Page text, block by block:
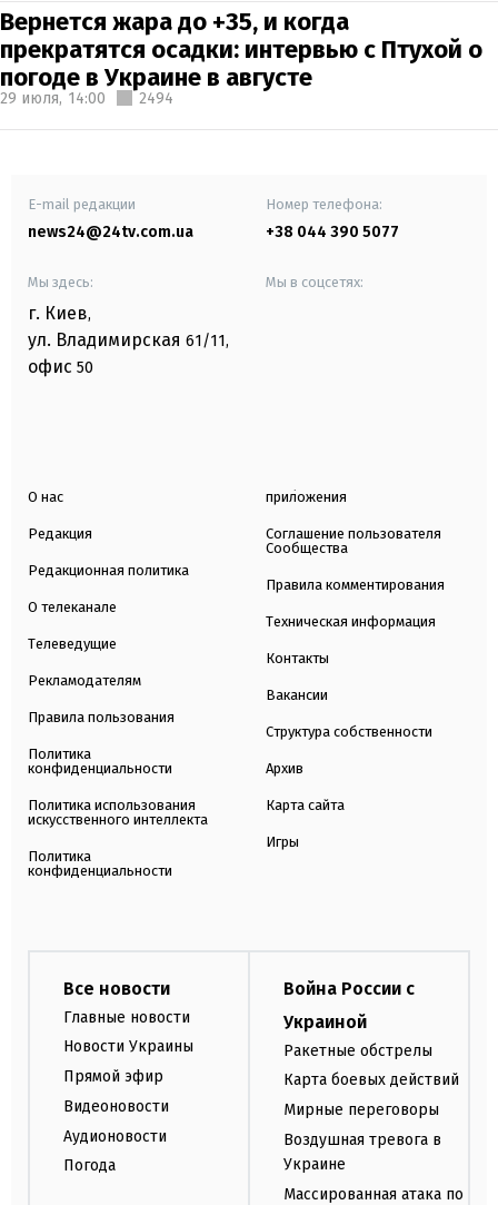
Вернется жара до +35, и когда
прекратятся осадки: интервью с Птухой о
погоде в Украине в августе
29 июля, 14:00 2494
E-mail редакции
news24@24tv.com.ua
Номер телефона:
+38 044 390 5077
Мы здесь:
г. Киев,
ул. Владимирская 61/11,
офис 50
Мы в соцсетях:
О нас
Редакция
Редакционная политика
О телеканале
Телеведущие
Рекламодателям
Правила пользования
Политика
конфиденциальности
Политика использования
искусственного интеллекта
Политика
конфиденциальности
приложения
Соглашение пользователя
Сообщества
Правила комментирования
Техническая информация
Контакты
Вакансии
Структура собственности
Архив
Карта сайта
Игры
Все новости
Главные новости
Новости Украины
Прямой эфир
Видеоновости
Аудионовости
Погода
Война России с
Украиной
Ракетные обстрелы
Карта боевых действий
Мирные переговоры
Воздушная тревога в
Украине
Массированная атака по